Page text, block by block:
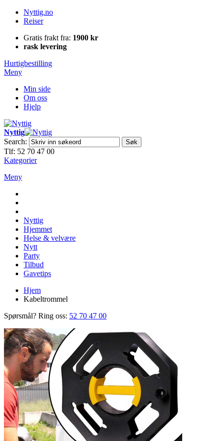
Nyttig.no
Reiser
Gratis frakt fra: 1900 kr
rask levering
Hurtigbestilling
Meny
Min side
Om oss
Hjelp
Nyttig
Search:
Søk
Tlf: 52 70 47 00
Kategorier
Meny
Nyttig
Hjemmet
Helse & velvære
Nytt
Party
Tilbud
Gavetips
Hjem
Kabeltrommel
Spørsmål? Ring oss: 52 70 47 00